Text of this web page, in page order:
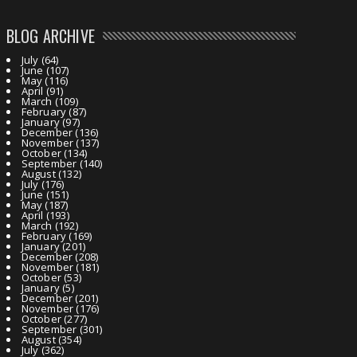
BLOG ARCHIVE
July (64)
June(107)
May(116)
April (91)
March (109)
February(87)
January(97)
December(136)
November(137)
October(134)
September (140)
August(132)
July(176)
June(151)
May(187)
April (193)
March (192)
February(169)
January(201)
December(208)
November(181)
October(53)
January(5)
December(201)
November(176)
October(277)
September (301)
August(354)
July(362)